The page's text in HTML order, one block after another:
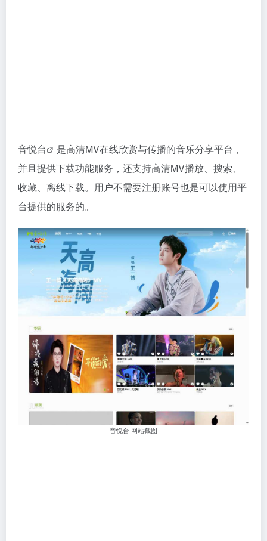
音悦台
是高清MV在线欣赏与传播的音乐分享平台，
并且提供下载功能服务，还支持高清MV播放、搜索、
收藏、离线下载。用户不需要注册账号也是可以使用平
台提供的服务的。
音悦台 网站截图